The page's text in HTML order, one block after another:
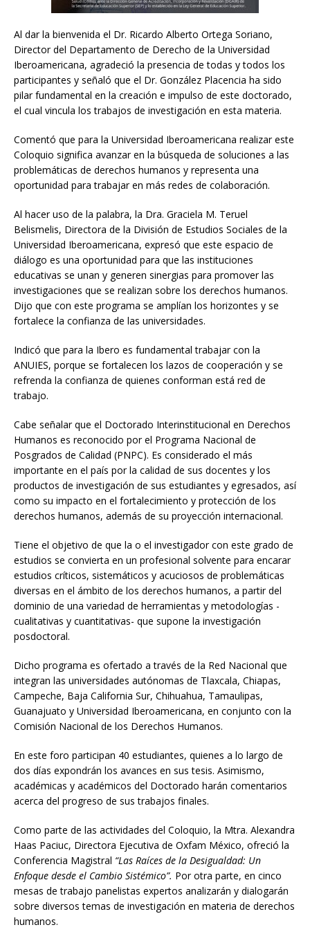
Al dar la bienvenida el Dr. Ricardo Alberto Ortega Soriano,
Director del Departamento de Derecho de la Universidad
Iberoamericana, agradeció la presencia de todas y todos los
participantes y señaló que el Dr. González Placencia ha sido
pilar fundamental en la creación e impulso de este doctorado,
el cual vincula los trabajos de investigación en esta materia.
Comentó que para la Universidad Iberoamericana realizar este
Coloquio significa avanzar en la búsqueda de soluciones a las
problemáticas de derechos humanos y representa una
oportunidad para trabajar en más redes de colaboración.
Al hacer uso de la palabra, la Dra. Graciela M. Teruel
Belismelis, Directora de la División de Estudios Sociales de la
Universidad Iberoamericana, expresó que este espacio de
diálogo es una oportunidad para que las instituciones
educativas se unan y generen sinergias para promover las
investigaciones que se realizan sobre los derechos humanos.
Dijo que con este programa se amplían los horizontes y se
fortalece la confianza de las universidades.
Indicó que para la Ibero es fundamental trabajar con la
ANUIES, porque se fortalecen los lazos de cooperación y se
refrenda la confianza de quienes conforman está red de
trabajo.
Cabe señalar que el Doctorado Interinstitucional en Derechos
Humanos es reconocido por el Programa Nacional de
Posgrados de Calidad (PNPC). Es considerado el más
importante en el país por la calidad de sus docentes y los
productos de investigación de sus estudiantes y egresados, así
como su impacto en el fortalecimiento y protección de los
derechos humanos, además de su proyección internacional.
Tiene el objetivo de que la o el investigador con este grado de
estudios se convierta en un profesional solvente para encarar
estudios críticos, sistemáticos y acuciosos de problemáticas
diversas en el ámbito de los derechos humanos, a partir del
dominio de una variedad de herramientas y metodologías -
cualitativas y cuantitativas- que supone la investigación
posdoctoral.
Dicho programa es ofertado a través de la Red Nacional que
integran las universidades autónomas de Tlaxcala, Chiapas,
Campeche, Baja California Sur, Chihuahua, Tamaulipas,
Guanajuato y Universidad Iberoamericana, en conjunto con la
Comisión Nacional de los Derechos Humanos.
En este foro participan 40 estudiantes, quienes a lo largo de
dos días expondrán los avances en sus tesis. Asimismo,
académicas y académicos del Doctorado harán comentarios
acerca del progreso de sus trabajos finales.
Como parte de las actividades del Coloquio, la Mtra. Alexandra
Haas Paciuc, Directora Ejecutiva de Oxfam México, ofreció la
Conferencia Magistral “Las Raíces de la Desigualdad: Un
Enfoque desde el Cambio Sistémico”. Por otra parte, en cinco
mesas de trabajo panelistas expertos analizarán y dialogarán
sobre diversos temas de investigación en materia de derechos
humanos.